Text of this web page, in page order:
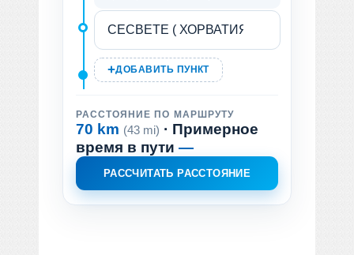
ДОБАВИТЬ ПУНКТ
РАССТОЯНИЕ ПО МАРШРУТУ
70 km (43 mi) · Примерное
время в пути —
РАССЧИТАТЬ РАССТОЯНИЕ